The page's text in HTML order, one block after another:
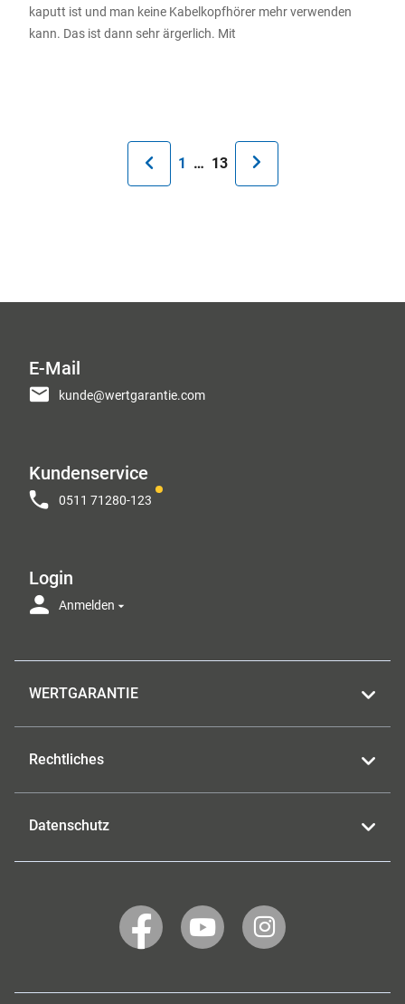
kaputt ist und man keine Kabelkopfhörer mehr verwenden
kann. Das ist dann sehr ärgerlich. Mit
Seitennummerierung
Erste
1 … Aktuelle
13
E-Mail
kunde@wertgarantie.com
Kundenservice
0511 71280-123
Login
Anmelden
WERTGARANTIE
Rechtliches
Datenschutz
WERTGARANTIE
auf
WERTGARANTIE
auf
WERTGARANTIE
auf